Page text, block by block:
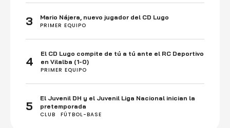
3
Mario Nájera, nuevo jugador del CD Lugo
PRIMER EQUIPO
4
El CD Lugo compite de tú a tú ante el RC Deportivo
en Vilalba (1-0)
PRIMER EQUIPO
5
El Juvenil DH y el Juvenil Liga Nacional inician la
pretemporada
CLUB
FÚTBOL-BASE